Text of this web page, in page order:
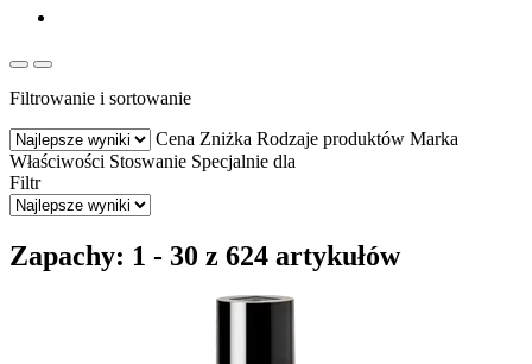
Filtrowanie i sortowanie
Cena Zniżka Rodzaje produktów Marka
Właściwości Stoswanie Specjalnie dla
Filtr
Zapachy: 1 - 30 z 624 artykułów